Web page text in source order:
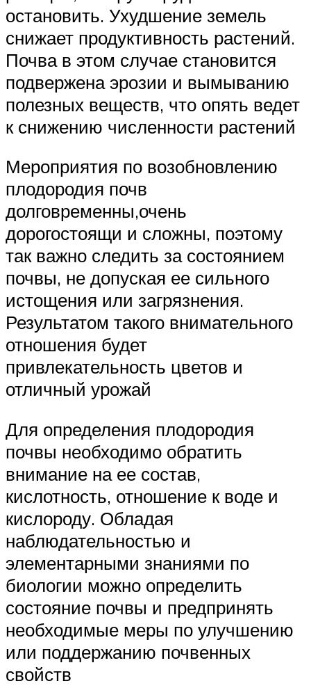
остановить. Ухудшение земель
снижает продуктивность растений.
Почва в этом случае становится
подвержена эрозии и вымыванию
полезных веществ, что опять ведет
к снижению численности растений
Мероприятия по возобновлению
плодородия почв
долговременны,очень
дорогостоящи и сложны, поэтому
так важно следить за состоянием
почвы, не допуская ее сильного
истощения или загрязнения.
Результатом такого внимательного
отношения будет
привлекательность цветов и
отличный урожай
Для определения плодородия
почвы необходимо обратить
внимание на ее состав,
кислотность, отношение к воде и
кислороду. Обладая
наблюдательностью и
элементарными знаниями по
биологии можно определить
состояние почвы и предпринять
необходимые меры по улучшению
или поддержанию почвенных
свойств